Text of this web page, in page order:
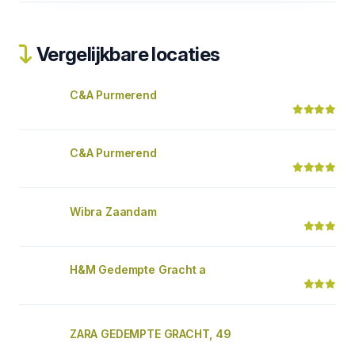
Vergelijkbare locaties
C&A Purmerend
C&A Purmerend
Wibra Zaandam
H&M Gedempte Gracht a
ZARA GEDEMPTE GRACHT, 49